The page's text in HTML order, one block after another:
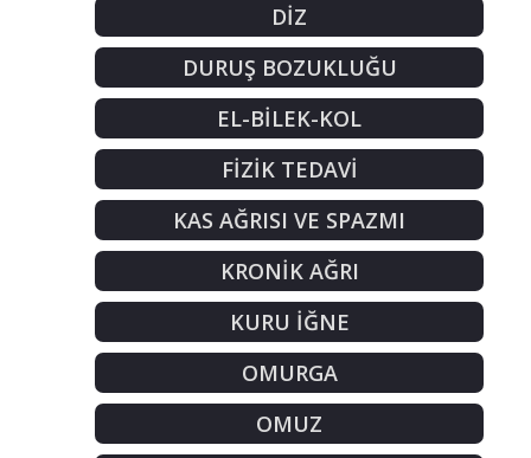
DİZ
DURUŞ BOZUKLUĞU
EL-BİLEK-KOL
FİZİK TEDAVİ
KAS AĞRISI VE SPAZMI
KRONİK AĞRI
KURU İĞNE
OMURGA
OMUZ